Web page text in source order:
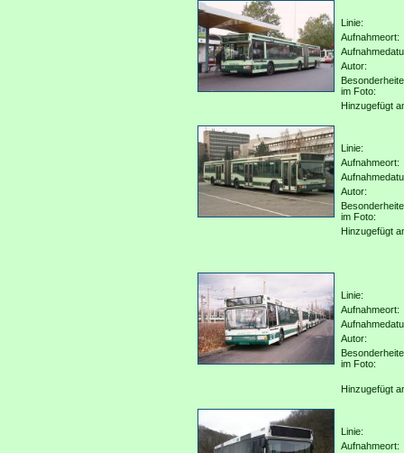
Linie:
Aufnahmeort:
Autor:
im Foto:
Hinzugefügt
Linie:
Aufnahmeort:
Autor:
im Foto:
Hinzugefügt
Linie:
Aufnahmeort:
Autor:
im Foto:
Hinzugefügt
Linie:
Aufnahmeort: